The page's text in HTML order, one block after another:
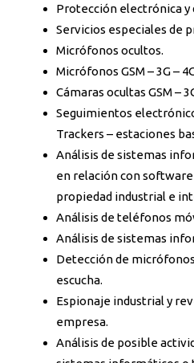
Protección electrónica y
Servicios especiales de
Micrófonos ocultos.
Micrófonos GSM – 3G –
Cámaras ocultas GSM –
Seguimientos
Trackers – estaciones
Análisis de sistemas
en relación con
propiedad industrial e
Análisis de teléfonos
Análisis de sistemas
Detección de
escucha.
Espionaje industrial y
empresa.
Análisis de posible